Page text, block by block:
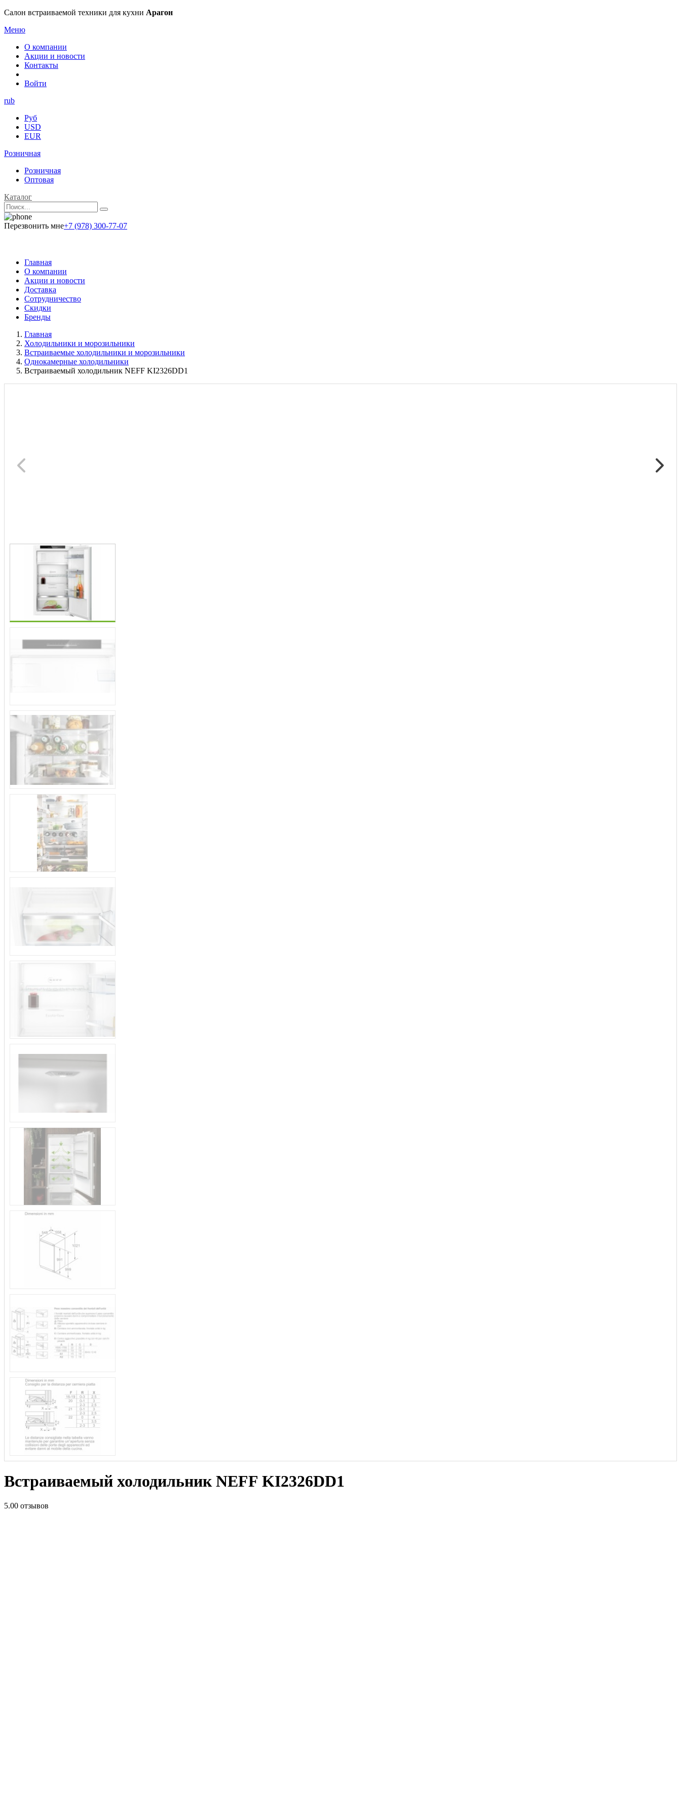
Салон встраиваемой техники для кухни Арагон
Меню
О компании
Акции и новости
Контакты
Войти
rub
Руб
USD
EUR
Розничная
Розничная
Оптовая
Каталог
Перезвонить мне+7 (978) 300-77-07
Главная
О компании
Акции и новости
Доставка
Сотрудничество
Скидки
Бренды
Главная
Холодильники и морозильники
Встраиваемые холодильники и морозильники
Однокамерные холодильники
Встраиваемый холодильник NEFF KI2326DD1
Встраиваемый холодильник NEFF KI2326DD1
5.00 отзывов